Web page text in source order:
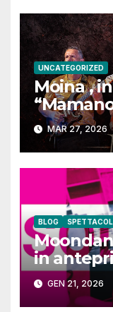
UNCATEGORIZED
Moina ,
debutto
MAR 27, 2026
BLOG
in
SOLO1981
GEN 21, 2026